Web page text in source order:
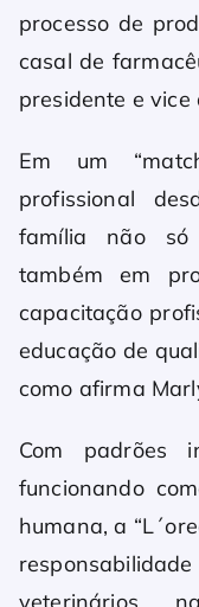
processo de
casal de
presidente e vice
Em um
profissional
família não só
também em
capacitação
educação de
como afirma
Com padrões
funcionando
humana, a